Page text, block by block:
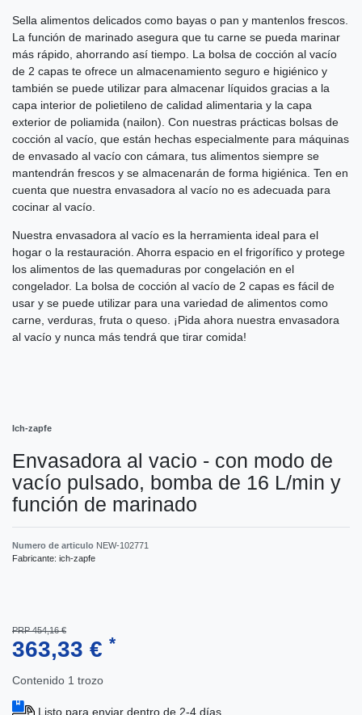
Sella alimentos delicados como bayas o pan y mantenlos frescos.
La función de marinado asegura que tu carne se pueda marinar
más rápido, ahorrando así tiempo. La bolsa de cocción al vacío
de 2 capas te ofrece un almacenamiento seguro e higiénico y
también se puede utilizar para almacenar líquidos gracias a la
capa interior de polietileno de calidad alimentaria y la capa
exterior de poliamida (nailon). Con nuestras prácticas bolsas de
cocción al vacío, que están hechas especialmente para máquinas
de envasado al vacío con cámara, tus alimentos siempre se
mantendrán frescos y se almacenarán de forma higiénica. Ten en
cuenta que nuestra envasadora al vacío no es adecuada para
cocinar al vacío.
Nuestra envasadora al vacío es la herramienta ideal para el
hogar o la restauración. Ahorra espacio en el frigorífico y protege
los alimentos de las quemaduras por congelación en el
congelador. La bolsa de cocción al vacío de 2 capas es fácil de
usar y se puede utilizar para una variedad de alimentos como
carne, verduras, fruta o queso. ¡Pida ahora nuestra envasadora
al vacío y nunca más tendrá que tirar comida!
Ich-zapfe
Envasadora al vacio - con modo de
vacío pulsado, bomba de 16 L/min y
función de marinado
Numero de articulo NEW-102771
Fabricante: ich-zapfe
PRP 454,16 €
363,33 € *
Contenido 1 trozo
Listo para enviar dentro de 2-4 días.